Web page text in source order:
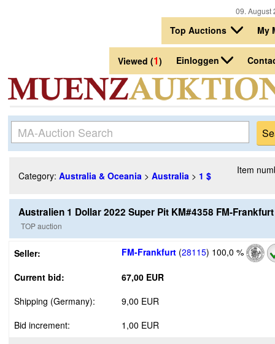
09.
Top Auctions My
Viewed (1) Einloggen
Category: Australia & Oceania > Australia > 1 $ Item
Australien 1 Dollar 2022 Super Pit KM#4358 FM-
TOP auction
Seller: FM-Frankfurt (28115) 100,0 %
Current bid:
67,00 EUR
Shipping (Germany):
9,00 EUR
Bid increment:
1,00 EUR